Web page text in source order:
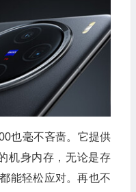
也毫不吝啬。它提供
机身内存，无论是存
能轻松应对。再也不